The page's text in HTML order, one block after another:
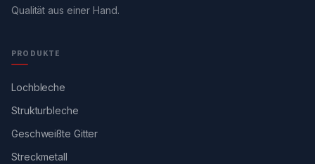
Qualität aus einer Hand.
PRODUKTE
Lochbleche
Strukturbleche
Geschweißte Gitter
Streckmetall